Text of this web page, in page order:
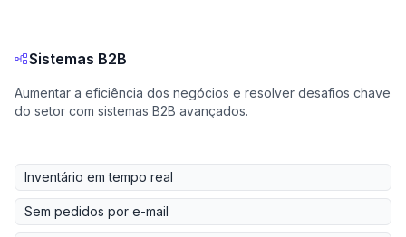
Sistemas B2B
Aumentar a eficiência dos negócios e resolver desafios chave
do setor com sistemas B2B avançados.
Inventário em tempo real
Sem pedidos por e-mail